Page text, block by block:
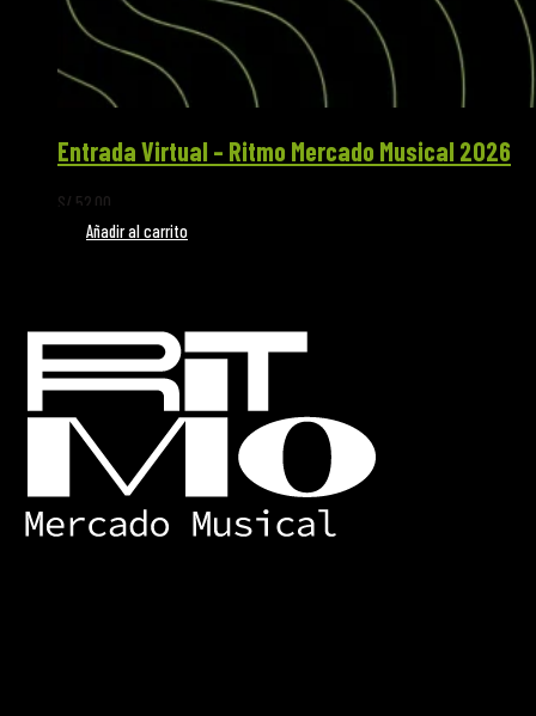
Entrada Virtual – Ritmo Mercado Musical 2026
S/ 52.00
Añadir al carrito